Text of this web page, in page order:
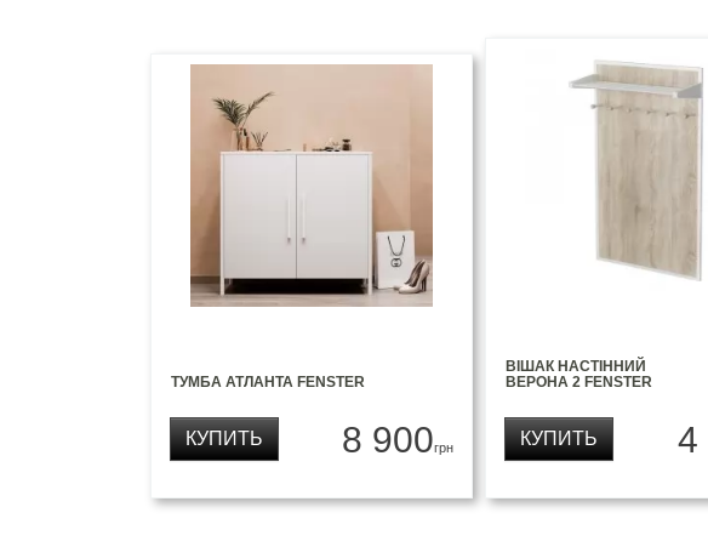
ТУМБА АТЛАНТА FENSTER
8 900грн
КУПИТЬ
ВІШАК НАСТІННИЙ
ВЕРОНА 2 FENSTER
4
КУПИТЬ